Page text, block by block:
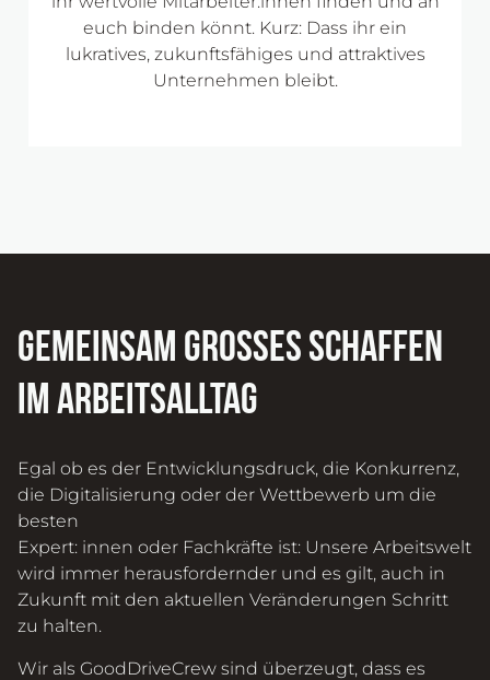
euch binden könnt. Kurz: Dass ihr ein
lukratives, zukunftsfähiges und attraktives
Unternehmen bleibt.
Gemeinsam Großes schaffen
im Arbeitsalltag
Egal ob es der Entwicklungsdruck, die Konkurrenz,
die Digitalisierung oder der Wettbewerb um die
besten
Expert: innen oder Fachkräfte ist: Unsere Arbeitswelt
wird immer herausfordernder und es gilt, auch in
Zukunft mit den aktuellen Veränderungen Schritt
zu halten.
Wir als GoodDriveCrew sind überzeugt, dass es